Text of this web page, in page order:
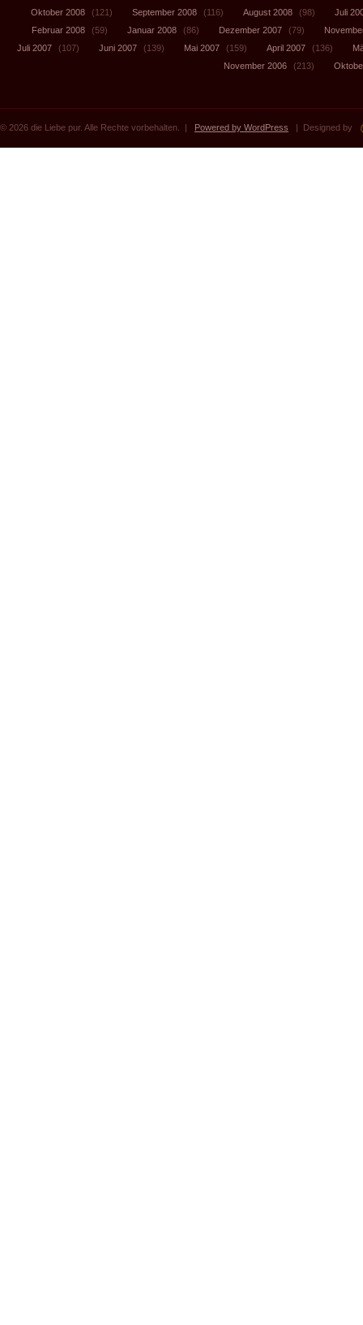
Oktober 2008
(121) September 2008 (116) August 2008 (98)
Juli
Februar 2008
(59) Januar 2008 (86) Dezember 2007 (79)
Juli 2007
(107) Juni 2007 (139) Mai 2007 (159) April 2007 (136)
November 2006
(213)
© 2026 die Liebe pur. Alle Rechte vorbehalten. | Powered by WordPress | Designed by